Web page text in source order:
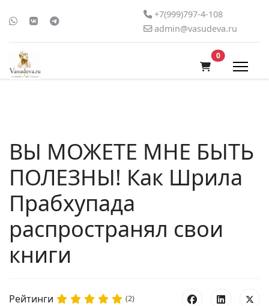
+7(999)797-4-108
admin@vasudeva.ru
0В корзину
ВЫ МОЖЕТЕ МНЕ БЫТЬ
ПОЛЕЗНЫ! Как Шрила
Прабхупада
распространял свои
книги
Рейтинги (2)